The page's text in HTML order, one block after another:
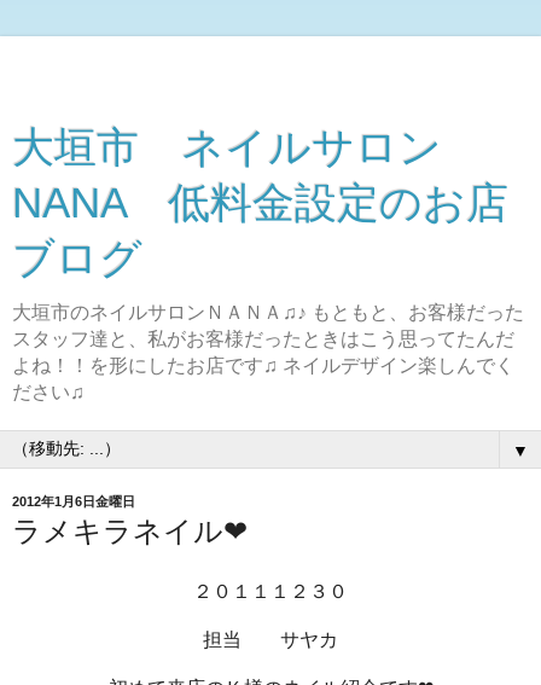
大垣市 ネイルサロン
NANA 低料金設定のお店
ブログ
大垣市のネイルサロンＮＡＮＡ♫♪ もともと、お客様だった
スタッフ達と、私がお客様だったときはこう思ってたんだ
よね！！を形にしたお店です♫ ネイルデザイン楽しんでく
ださい♫
▼
2012年1月6日金曜日
ラメキラネイル❤
２０１１１２３０
担当 サヤカ